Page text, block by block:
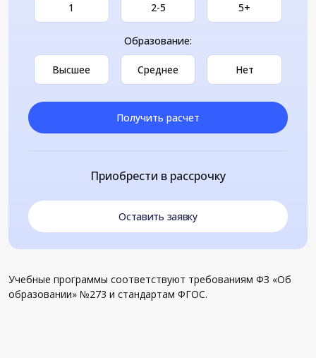
1 2-5 5+
Образование:
Высшее Среднее Нет
Получить расчет
Приобрести в рассрочку
Оставить заявку
Учебные программы соответствуют требованиям ФЗ «Об
образовании» №273 и стандартам ФГОС.